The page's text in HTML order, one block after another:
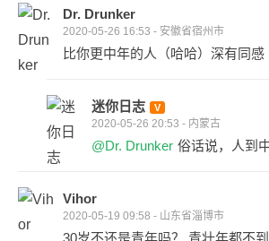
Dr. Drunker
2020-05-26 16:53 - 安徽省宿州市
比你更中年的人（哈哈）深有同感
迷你日志
2020-05-26 20:53 - 内蒙古
@Dr. Drunker 俗话说，人到
Vihor
2020-05-19 09:58 - 山东省淄博市
30岁不还是青年吗？ 青壮年都不